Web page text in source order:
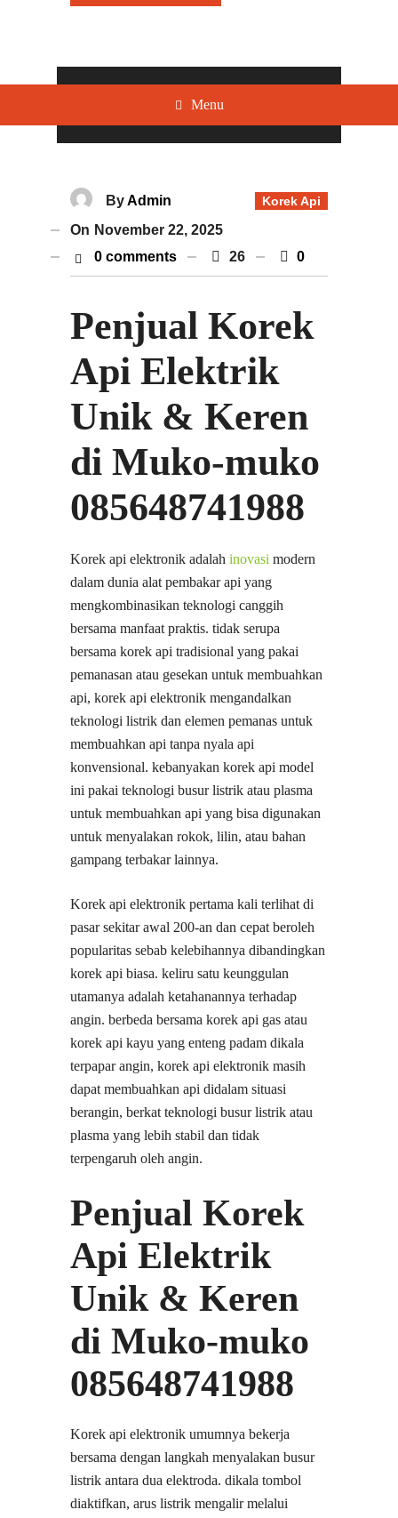
Menu
Korek Api
ByAdmin
On November 22, 2025
0 comments
26 0
Penjual Korek
Api Elektrik
Unik & Keren
di Muko-muko
085648741988
Korek api elektronik adalah inovasi modern
dalam dunia alat pembakar api yang
mengkombinasikan teknologi canggih
bersama manfaat praktis. tidak serupa
bersama korek api tradisional yang pakai
pemanasan atau gesekan untuk membuahkan
api, korek api elektronik mengandalkan
teknologi listrik dan elemen pemanas untuk
membuahkan api tanpa nyala api
konvensional. kebanyakan korek api model
ini pakai teknologi busur listrik atau plasma
untuk membuahkan api yang bisa digunakan
untuk menyalakan rokok, lilin, atau bahan
gampang terbakar lainnya.
Korek api elektronik pertama kali terlihat di
pasar sekitar awal 200-an dan cepat beroleh
popularitas sebab kelebihannya dibandingkan
korek api biasa. keliru satu keunggulan
utamanya adalah ketahanannya terhadap
angin. berbeda bersama korek api gas atau
korek api kayu yang enteng padam dikala
terpapar angin, korek api elektronik masih
dapat membuahkan api didalam situasi
berangin, berkat teknologi busur listrik atau
plasma yang lebih stabil dan tidak
terpengaruh oleh angin.
Penjual Korek
Api Elektrik
Unik & Keren
di Muko-muko
085648741988
Korek api elektronik umumnya bekerja
bersama dengan langkah menyalakan busur
listrik antara dua elektroda. dikala tombol
diaktifkan, arus listrik mengalir melalui